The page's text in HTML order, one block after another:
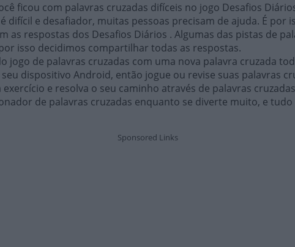
ficou com palavras cruzadas difíceis no jogo Desafios
difícil e desafiador, muitas pessoas precisam de ajuda. É por
as respostas dos Desafios Diários . Algumas das pistas de
isso decidimos compartilhar todas as respostas.
jogo de palavras cruzadas com uma nova palavra cruzada
dispositivo Android, então jogue ou revise suas palavras
e resolva o seu caminho através de palavras
de palavras cruzadas enquanto se diverte muito, e tudo